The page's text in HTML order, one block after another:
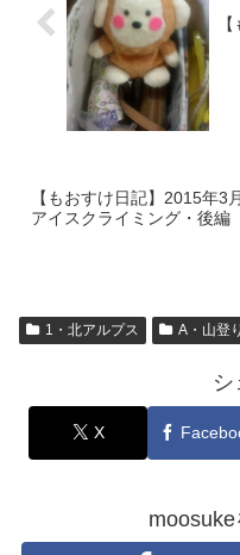
【もおすけ日記】2015年3
アイスクライミング・後編
1・北アルプス A・山登り
シ
X